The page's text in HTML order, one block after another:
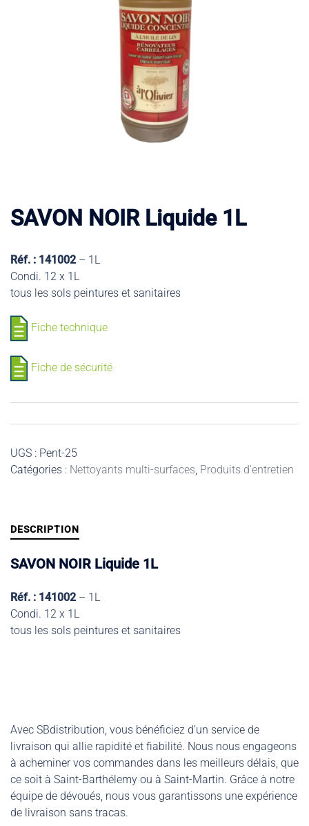
SAVON NOIR Liquide 1L
Réf. : 141002– 1L
Condi. 12 x 1L
tous les sols peintures et sanitaires
Fiche technique
Fiche de sécurité
UGS : Pent-25
Catégories : Nettoyants multi-surfaces, Produits d'entretien
DESCRIPTION
SAVON NOIR Liquide 1L
Réf. : 141002– 1L
Condi. 12 x 1L
tous les sols peintures et sanitaires
Avec SBdistribution, vous bénéficiez d’un service de
livraison qui allie rapidité et fiabilité. Nous nous engageons
à acheminer vos commandes dans les meilleurs délais, que
ce soit à Saint-Barthélemy ou à Saint-Martin. Grâce à notre
équipe de dévoués, nous vous garantissons une expérience
de livraison sans tracas.